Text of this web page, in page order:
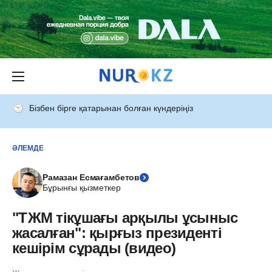
Бізбен бірге қатарынан болған күндеріңіз
ӘЛЕМДЕ
Рамазан Есмағамбетов
Бұрынғы қызметкер
"ТЖМ тікұшағы арқылы ұсыныс
жасалған": қырғыз президенті
кешірім сұрады (видео)